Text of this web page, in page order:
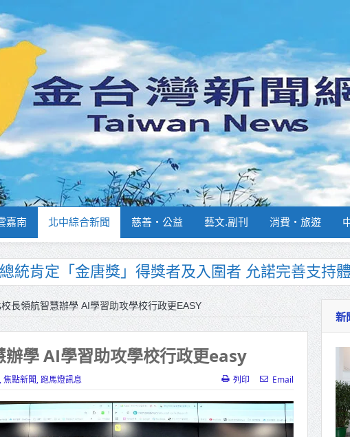
嘉南 北中綜合新聞 慈善‧公益 藝文.副刊 消費‧旅遊
署南部分署主官大換血 蔡順元勉提升巡防戰力
鮮奶週報再升級！8月31日補助擴大至國中生
合作里程碑！萬大線動態測試 侯友宜蔣萬安攜手
健康產業博覽會8/7盛大登場 新北形象館亮相
厝北側產業園區產業設施公共動土創造千個就業
「三民運動中心」市長陳其邁、運動部長李洋各
長領航智慧辦學 AI學習助攻學校行政更EASY
辦學 AI學習助攻學校行政更easy
焦點新聞 跑馬燈訊息 列印 Email
新